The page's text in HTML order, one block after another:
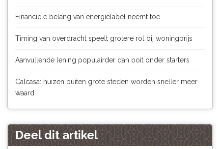
Financiële belang van energielabel neemt toe
Timing van overdracht speelt grotere rol bij woningprijs
Aanvullende lening populairder dan ooit onder starters
Calcasa: huizen buiten grote steden worden sneller meer
waard
Deel dit artikel